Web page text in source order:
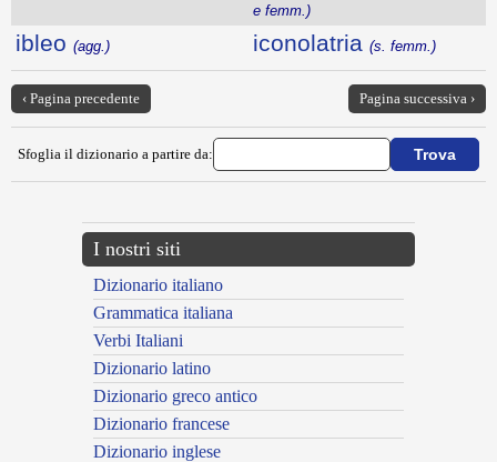
e femm.)
ibleo (agg.) iconolatria (s. femm.)
‹ Pagina precedente Pagina successiva ›
Sfoglia il dizionario a partire da:
I nostri siti
Dizionario italiano
Grammatica italiana
Verbi Italiani
Dizionario latino
Dizionario greco antico
Dizionario francese
Dizionario inglese